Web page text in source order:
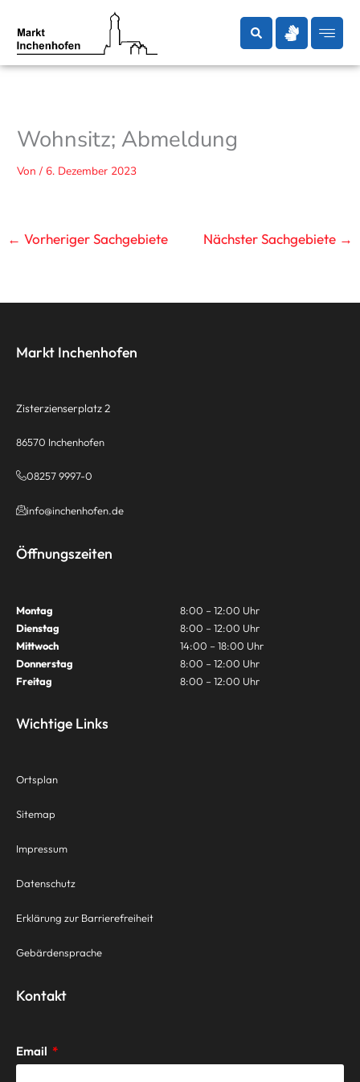
Inhalt
springen
Wohnsitz; Abmeldung
Von/6. Dezember 2023
← Vorheriger Sachgebiete Nächster Sachgebiete →
Markt Inchenhofen
Zisterzienserplatz 2
86570 Inchenhofen
08257 9997-0
info@inchenhofen.de
Öffnungszeiten
Montag
8:00 – 12:00 Uhr
Dienstag
8:00 – 12:00 Uhr
Mittwoch
14:00 – 18:00 Uhr
Donnerstag
8:00 – 12:00 Uhr
Freitag
8:00 – 12:00 Uhr
Wichtige Links
Ortsplan
Sitemap
Impressum
Datenschutz
Erklärung zur Barrierefreiheit
Gebärdensprache
Kontakt
Email